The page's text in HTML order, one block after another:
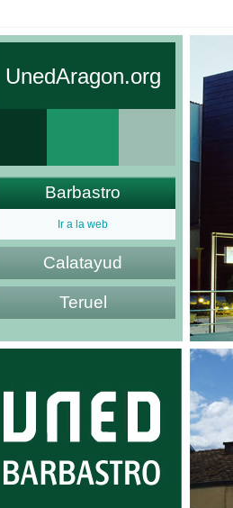
UnedAragon.org
Barbastro
Ir a la web
Calatayud
Teruel